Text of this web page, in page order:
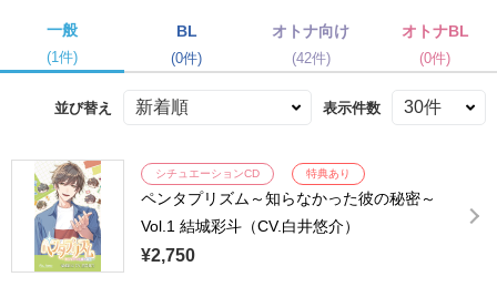
一般
(1件)
BL
(0件)
オトナ向け
(42件)
オトナBL
(0件)
並び替え 表示件数
シチュエーションCD 特典あり
ペンタプリズム～知らなかった彼の秘密～
Vol.1 結城彩斗（CV.白井悠介）
¥2,750